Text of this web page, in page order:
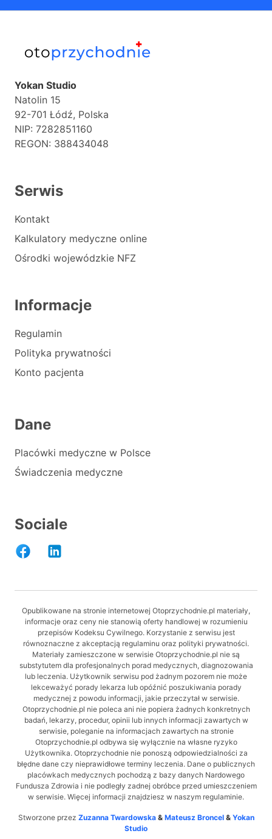
Yokan Studio
Natolin 15
92-701 Łódź, Polska
NIP: 7282851160
REGON: 388434048
Serwis
Kontakt
Kalkulatory medyczne online
Ośrodki wojewódzkie NFZ
Informacje
Regulamin
Polityka prywatności
Konto pacjenta
Dane
Placówki medyczne w Polsce
Świadczenia medyczne
Sociale
Opublikowane na stronie internetowej Otoprzychodnie.pl materiały,
informacje oraz ceny nie stanowią oferty handlowej w rozumieniu
przepisów Kodeksu Cywilnego. Korzystanie z serwisu jest
równoznaczne z akceptacją regulaminu oraz polityki prywatności.
Materiały zamieszczone w serwisie Otoprzychodnie.pl nie są
substytutem dla profesjonalnych porad medycznych, diagnozowania
lub leczenia. Użytkownik serwisu pod żadnym pozorem nie może
lekceważyć porady lekarza lub opóźnić poszukiwania porady
medycznej z powodu informacji, jakie przeczytał w serwisie.
Otoprzychodnie.pl nie poleca ani nie popiera żadnych konkretnych
badań, lekarzy, procedur, opinii lub innych informacji zawartych w
serwisie, poleganie na informacjach zawartych na stronie
Otoprzychodnie.pl odbywa się wyłącznie na własne ryzyko
Użytkownika. Otoprzychodnie nie ponoszą odpowiedzialności za
błędne dane czy nieprawidłowe terminy leczenia. Dane o publicznych
placówkach medycznych pochodzą z bazy danych Nardowego
Fundusza Zdrowia i nie podległy zadnej obróbce przed umieszczeniem
w serwisie. Więcej informacji znajdziesz w naszym regulaminie.
Stworzone przez Zuzanna Twardowska & Mateusz Broncel & Yokan
Studio